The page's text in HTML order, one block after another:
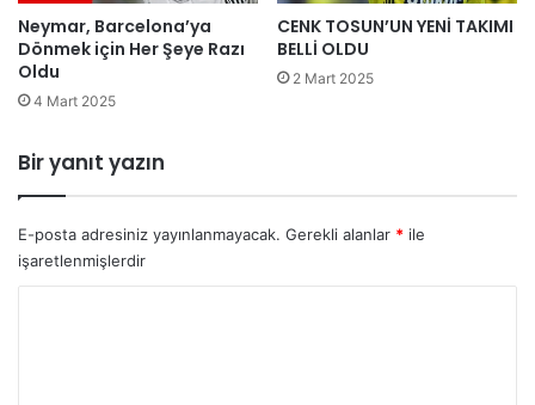
Neymar, Barcelona’ya
Dönmek için Her Şeye Razı
Oldu
4 Mart 2025
CENK TOSUN’UN YENİ TAKIMI
BELLİ OLDU
2 Mart 2025
Bir yanıt yazın
E-posta adresiniz yayınlanmayacak. Gerekli alanlar * ile
işaretlenmişlerdir